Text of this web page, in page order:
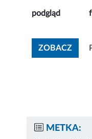
podgląd
ZOBACZ
METKA: